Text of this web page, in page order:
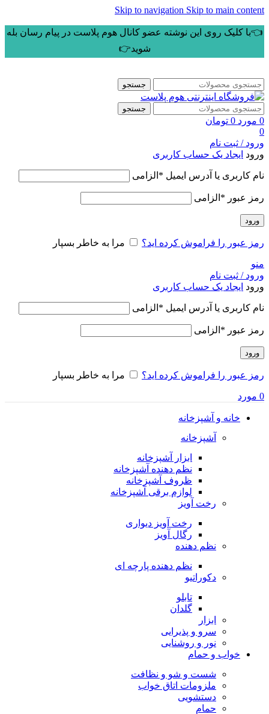
Skip to navigation Skip to main content
👈با کلیک روی این نوشته عضو کانال هوم پلاست در پیام رسان بله
شوید👉
جستجو
جستجو
0 مورد 0 تومان
0
ورود / ثبت نام
ورود ایجاد یک حساب کاربری
نام کاربری یا آدرس ایمیل * الزامی
رمز عبور * الزامی
ورود
رمز عبور را فراموش کرده اید؟ مرا به خاطر بسپار
منو
ورود / ثبت نام
ورود ایجاد یک حساب کاربری
نام کاربری یا آدرس ایمیل * الزامی
رمز عبور * الزامی
ورود
رمز عبور را فراموش کرده اید؟ مرا به خاطر بسپار
0 مورد
خانه و آشپزخانه
آشپزخانه
ابزار آشپزخانه
نظم دهنده آشپزخانه
ظروف آشپزخانه
لوازم برقی آشپزخانه
رخت آویز
رخت آویز دیواری
رگال آویز
نظم دهنده
نظم دهنده پارچه ای
دکوراتیو
تابلو
گلدان
ابزار
سرو و پذیرایی
نور و روشنایی
خواب و حمام
شست و شو و نظافت
ملزومات اتاق خواب
دستشویی
حمام